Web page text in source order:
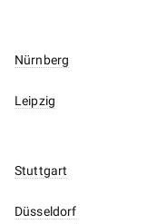
Nürnberg
Leipzig
Stuttgart
Düsseldorf